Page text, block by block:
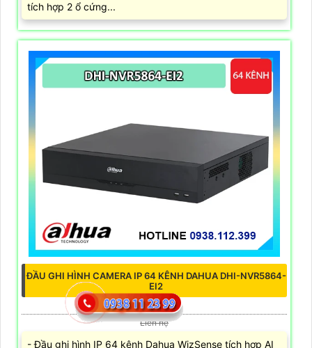
tích hợp 2 ổ cứng...
ĐẦU GHI HÌNH CAMERA IP 64 KÊNH DAHUA DHI-NVR5864-
EI2
5%-35%
Liên hệ
- Đầu ghi hình IP 64 kênh Dahua WizSense tích hợp AI